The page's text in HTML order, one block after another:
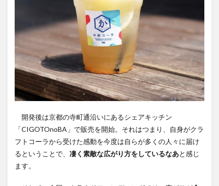
開発後は京都の寺町通沿いにあるシェアキッチン
「CIGOTOnoBA」で販売を開始。それはつまり、自身がクラ
フトコーラから受けた感動を今度は自らが多くの人々に届け
るということで、 凄く素敵な広がり方をしているなあと感じ
ます。